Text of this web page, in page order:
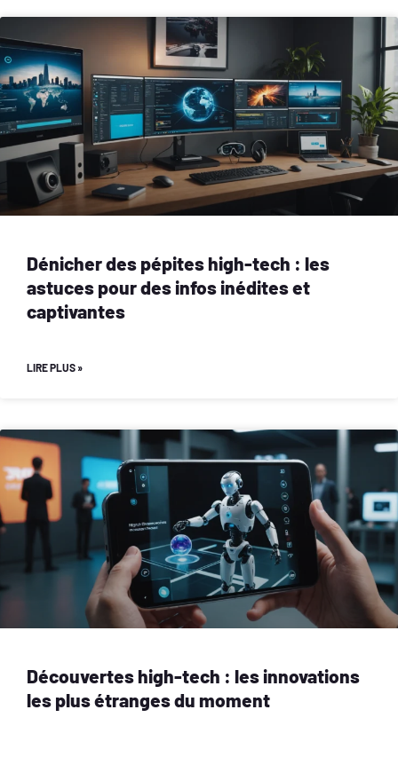
Dénicher des pépites high-tech : les
astuces pour des infos inédites et
captivantes
LIRE PLUS »
Découvertes high-tech : les innovations
les plus étranges du moment